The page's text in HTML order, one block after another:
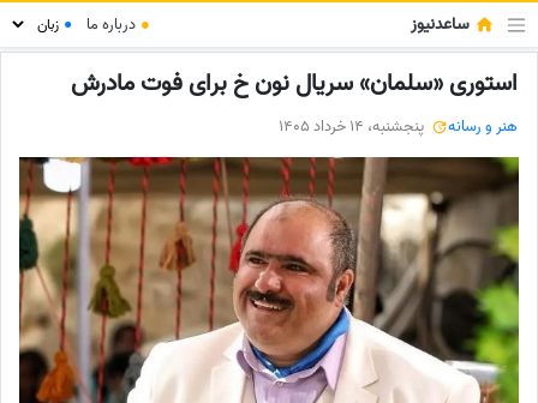
ساعدنیوز ● درباره ما ●
استوری «سلمان» سریال نون خ برای فوت مادرش
هنر و رسانه پنجشنبه، 14 خرداد 1405